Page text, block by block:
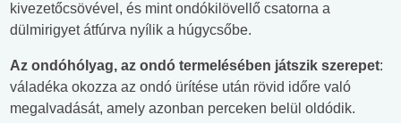
kivezetőcsövével, és mint ondókilövellő csatorna a
dülmirigyet átfúrva nyílik a húgycsőbe.
Az ondóhólyag, az ondó termelésében játszik szerepet:
váladéka okozza az ondó ürítése után rövid időre való
megalvadását, amely azonban perceken belül oldódik.